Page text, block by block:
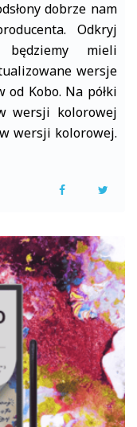
dobrze nam
Odkryj
będziemy mieli
wersje
Kobo. Na półki
wersji kolorowej
wersji kolorowej.
F
c
e
b
o
o
k
i
t
t
e
r